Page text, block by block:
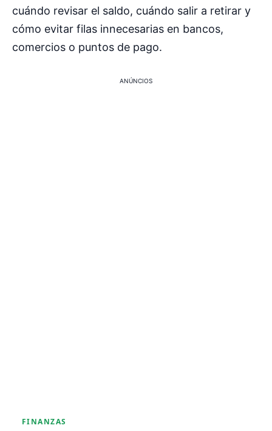
cuándo revisar el saldo, cuándo salir a retirar y
cómo evitar filas innecesarias en bancos,
comercios o puntos de pago.
ANÚNCIOS
FINANZAS